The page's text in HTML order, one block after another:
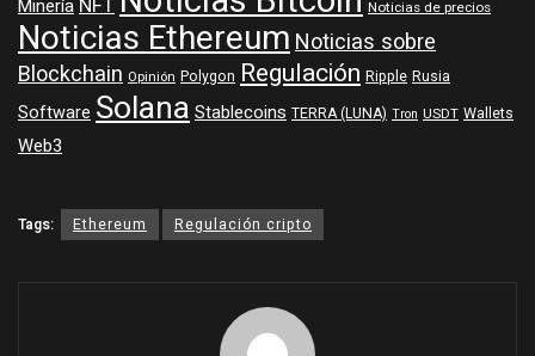
MineríaNFT Noticias de precios
Noticias EthereumNoticias sobre
Blockchain Opinión Polygon Regulación Ripple Rusia
SoftwareSolanaStablecoins TERRA (LUNA) Tron USDT Wallets
Web3
Tags: Ethereum Regulación cripto